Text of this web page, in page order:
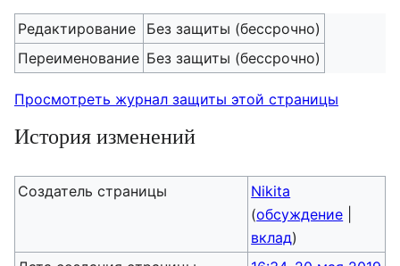
Редактирование
Без защиты (бессрочно)
Переименование Без защиты (бессрочно)
Просмотреть журнал защиты этой страницы
История изменений
Создатель страницы
Nikita
(обсуждение
вклад)